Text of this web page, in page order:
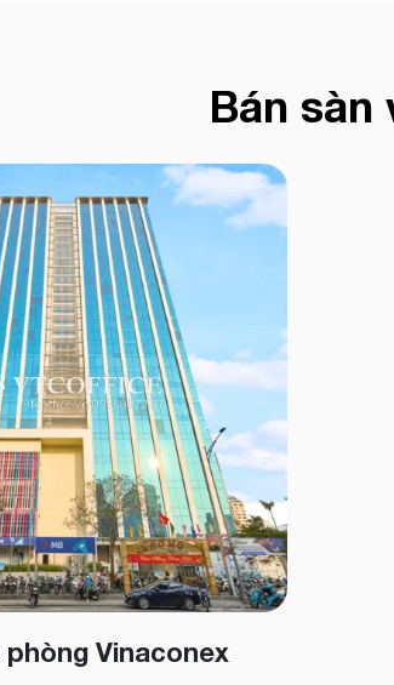
Bán sàn
phòng Vinaconex